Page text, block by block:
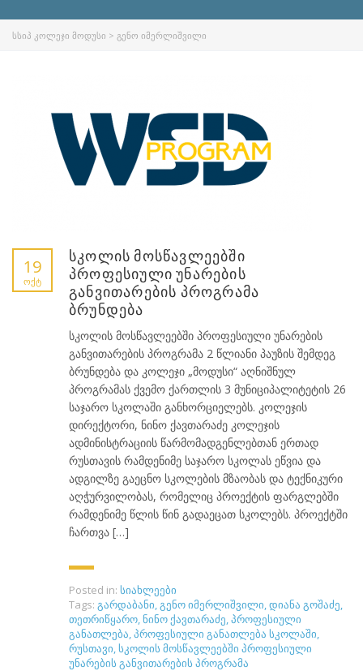
ᲡᲡᲘᲞ ᲙᲝᲚᲔᲯᲘ ᲛᲝᲓᲣᲡᲘ > ᲒᲔᲜᲝ ᲘᲛᲔᲠᲚᲘᲨᲕᲘᲚᲘ
19
ᲝᲥᲢ
სკოლის მოსწავლეებში
პროფესიული უნარების
განვითარების პროგრამა
ბრუნდება
სკოლის მოსწავლეებში პროფესიული უნარების
განვითარების პროგრამა 2 წლიანი პაუზის შემდეგ
ბრუნდება და კოლეჯი „მოდუსი“ აღნიშნულ
პროგრამას ქვემო ქართლის 3 მუნიციპალიტეტის 26
საჯარო სკოლაში განხორციელებს. კოლეჯის
დირექტორი, ნინო ქავთარაძე კოლეჯის
ადმინისტრაციის წარმომადგენლებთან ერთად
რუსთავის რამდენიმე საჯარო სკოლას ეწვია და
ადგილზე გაეცნო სკოლების მზაობას და ტექნიკური
აღჭურვილობას, რომელიც პროექტის ფარგლებში
რამდენიმე წლის წინ გადაეცათ სკოლებს. პროექტში
ჩართვა […]
Posted in: სიახლეები
Tags: გარდაბანი გენო იმერლიშვილი დიანა გოშაძე
თეთრიწყარო ნინო ქავთარაძე პროფესიული
განათლება პროფესიული განათლება სკოლაში
რუსთავი სკოლის მოსწავლეებში პროფესიული
უნარების განვითარების პროგრამა